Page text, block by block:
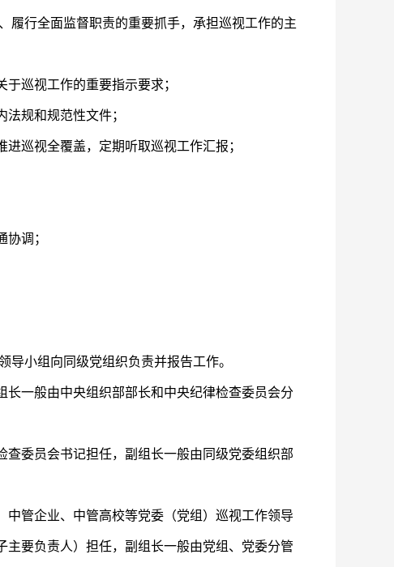
行全面监督职责的重要抓手，承担巡视工作的主
巡视工作的重要指示要求；
规和规范性文件；
巡视全覆盖，定期听取巡视工作汇报；
调；
小组向同级党组织负责并报告工作。
一般由中央组织部部长和中央纪律检查委员会分
委员会书记担任，副组长一般由同级党委组织部
管企业、中管高校等党委（党组）巡视工作领导
要负责人）担任，副组长一般由党组、党委分管